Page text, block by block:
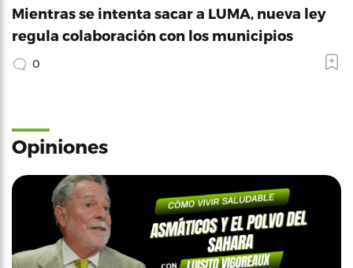
Mientras se intenta sacar a LUMA, nueva ley
regula colaboración con los municipios
0
Opiniones